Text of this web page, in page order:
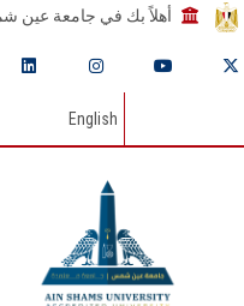
أهلاً بك في جامعة عين
English